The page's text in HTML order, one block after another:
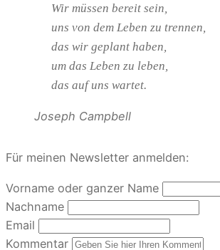
Wir müssen bereit sein,
uns von dem Leben zu trennen,
das wir geplant haben,
um das Leben zu leben,
das auf uns wartet.
Joseph Campbell
Für meinen Newsletter anmelden:
Vorname oder ganzer Name
Nachname
Email
Kommentar